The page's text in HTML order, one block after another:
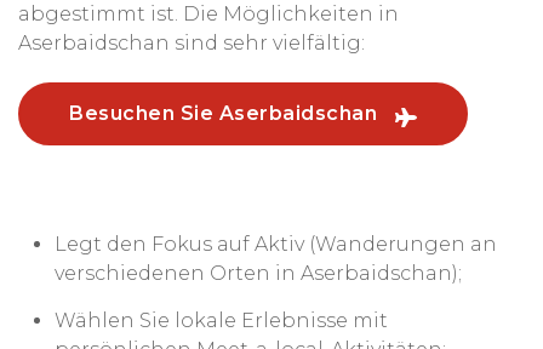
abgestimmt ist. Die Möglichkeiten in
Aserbaidschan sind sehr vielfältig:
Besuchen Sie Aserbaidschan
Legt den Fokus auf Aktiv (Wanderungen an
verschiedenen Orten in Aserbaidschan);
Wählen Sie lokale Erlebnisse mit